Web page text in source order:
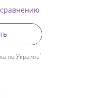
по Украине1